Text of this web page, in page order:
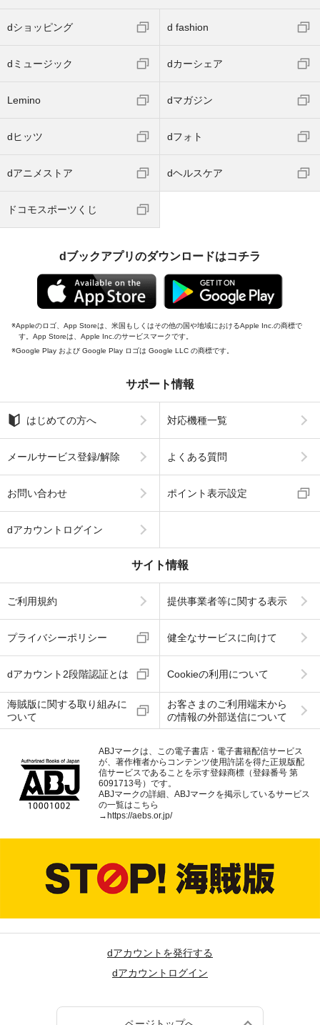
dショッピング d fashion
dミュージック dカーシェア
Lemino dマガジン
dヒッツ dフォト
dアニメストア dヘルスケア
ドコモスポーツくじ
dブックアプリのダウンロードはコチラ
Appleのロゴ、App Storeは、米国もしくはその他の国や地域におけるApple Inc.の商標で
す。App Storeは、Apple Inc.のサービスマークです。
Google Play および Google Play ロゴは Google LLC の商標です。
サポート情報
はじめての方へ 対応機種一覧
メールサービス登録/解除 よくある質問
お問い合わせ ポイント表示設定
dアカウントログイン
サイト情報
ご利用規約 提供事業者等に関する表示
プライバシーポリシー 健全なサービスに向けて
dアカウント2段階認証とは Cookieの利用について
海賊版に関する取り組みに
ついて
お客さまのご利用端末から
の情報の外部送信について
ABJマークは、この電子書店・電子書籍配信サービス
が、著作権者からコンテンツ使用許諾を得た正規版配
信サービスであることを示す登録商標（登録番号 第
6091713号）です。
ABJマークの詳細、ABJマークを掲示しているサービス
の一覧はこちら
→ https://aebs.or.jp/
dアカウントを発行する
dアカウントログイン